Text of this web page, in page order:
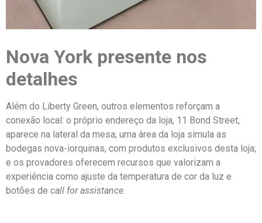
Nova York presente nos
detalhes
Além do Liberty Green, outros elementos reforçam a
conexão local: o próprio endereço da loja, 11 Bond Street,
aparece na lateral da mesa; uma área da loja simula as
bodegas nova-iorquinas, com produtos exclusivos desta loja;
e os provadores oferecem recursos que valorizam a
experiência como ajuste da temperatura de cor da luz e
botões de call for assistance.